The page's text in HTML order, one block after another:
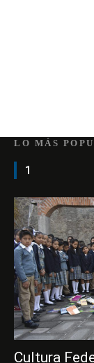
LO MÁS
1
Cultura